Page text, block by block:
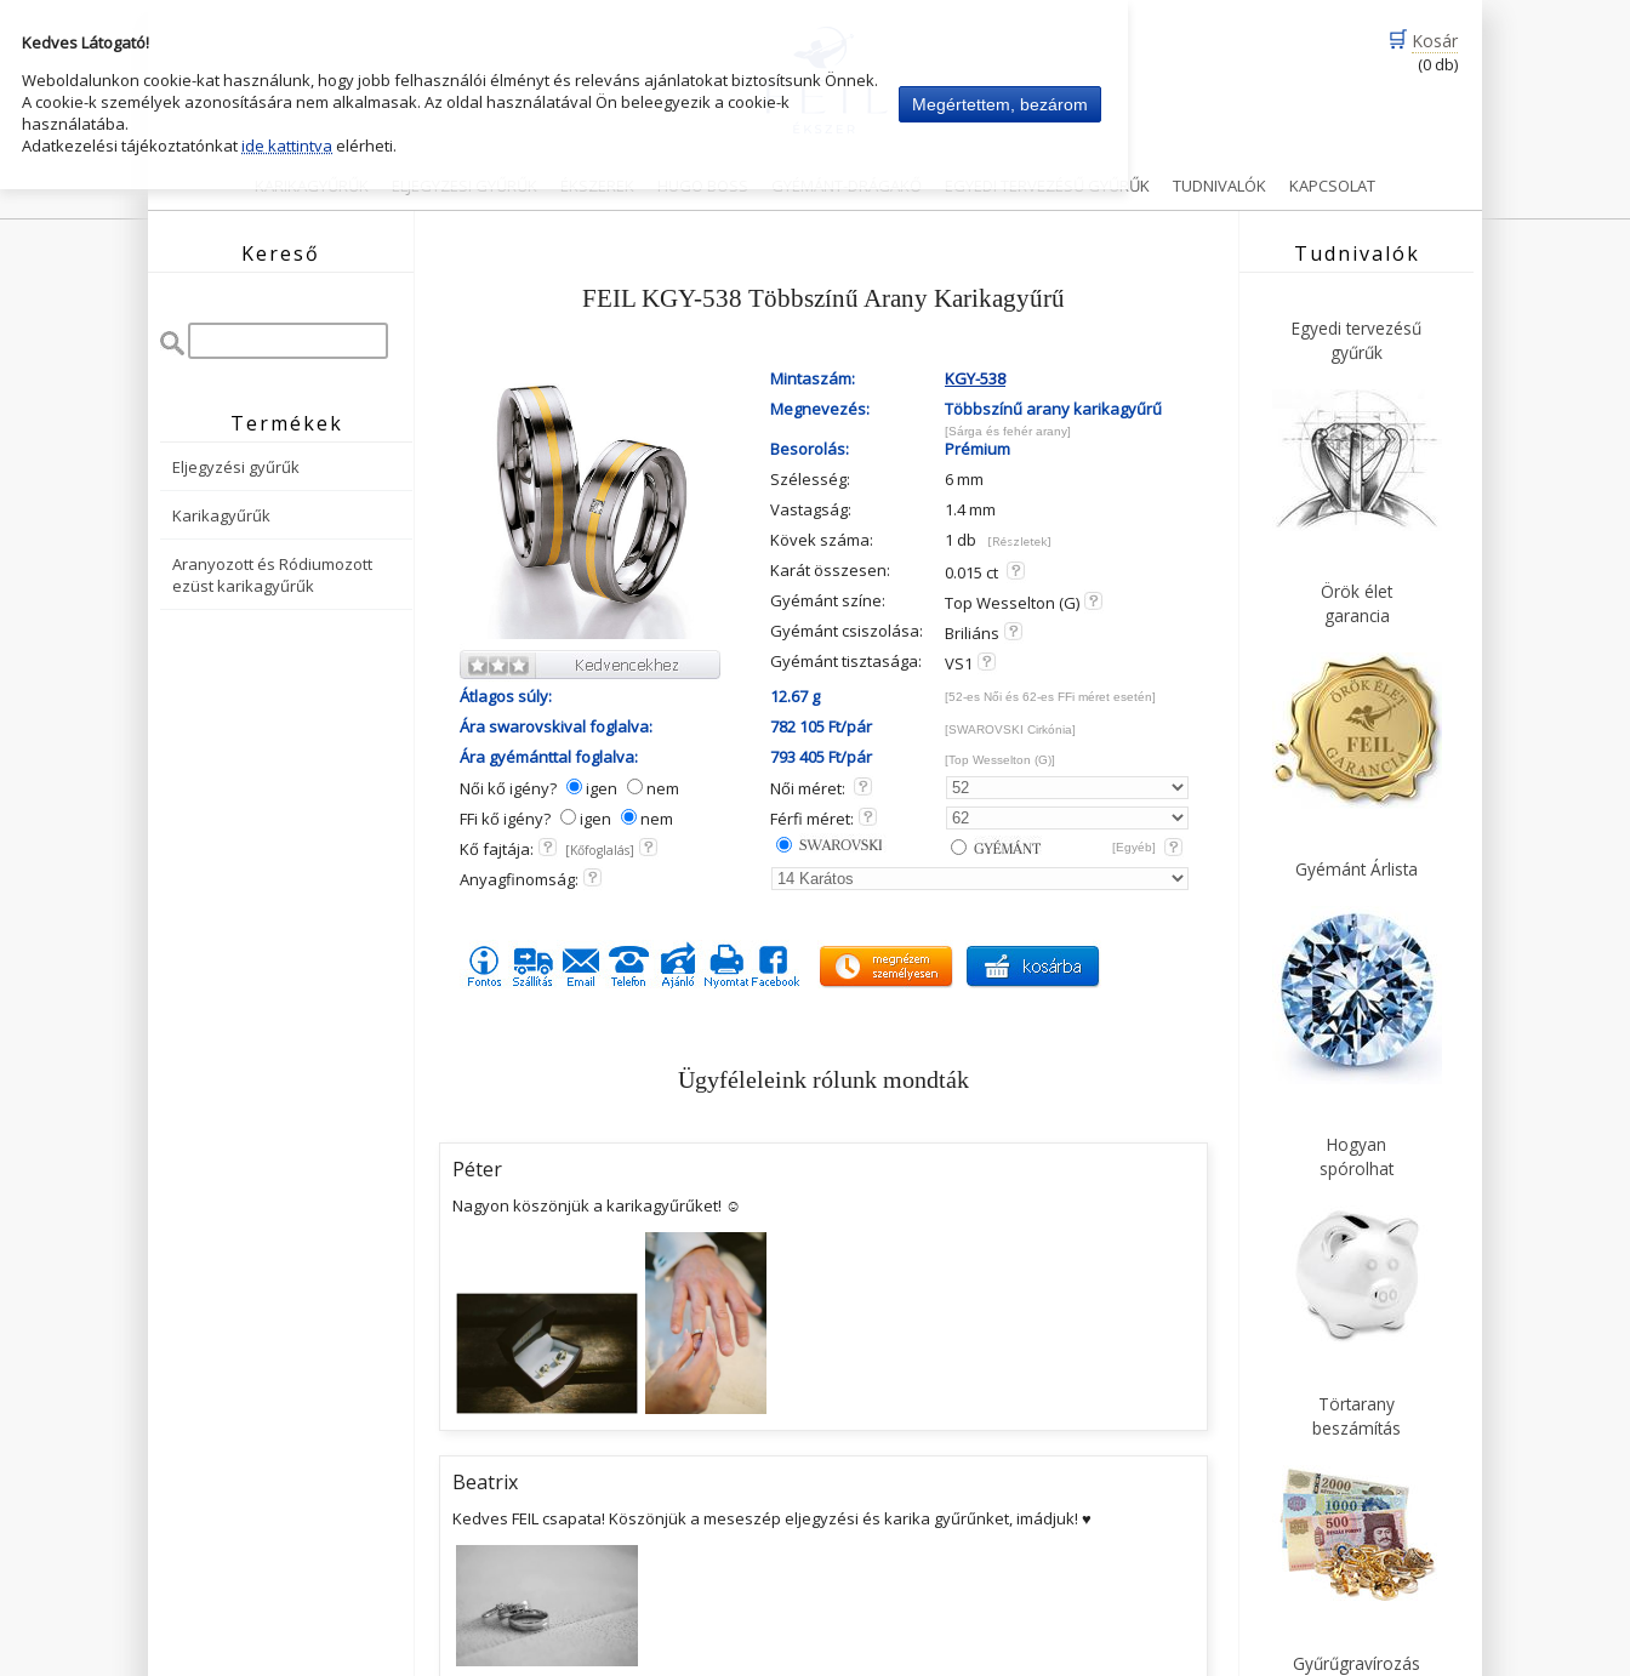
🛒 Kosár
(0 db)
KARIKAGYŰRŰK ELJEGYZESI GYŰRŰK ÉKSZEREK HUGO BOSS GYÉMÁNT-DRÁGAKŐ EGYEDI TERVEZÉSŰ GYŰRŰK TUDNIVALÓK KAPCSOLAT
Kereső
Termékek
Eljegyzési gyűrűk
Karikagyűrűk
Aranyozott és Ródiumozott
ezüst karikagyűrűk
FEIL KGY-538 Többszínű Arany Karikagyűrű
Mintaszám:
KGY-538
Megnevezés:
Többszínű arany karikagyűrű
[Sárga és fehér arany]
Besorolás:
Prémium
Szélesség:
6 mm
Vastagság:
1.4 mm
Kövek száma:
1 db [Részletek]
Karát összesen:
0.015 ct
Gyémánt színe:
Top Wesselton (G)
Gyémánt csiszolása:
Briliáns
Gyémánt tisztasága:
VS1
Átlagos súly:
12.67 g [52-es Női és 62-es FFi méret esetén]
Ára swarovskival foglalva: 782 105 Ft/pár [SWAROVSKI Cirkónia]
Ára gyémánttal foglalva: 793 405 Ft/pár [Top Wesselton (G)]
Női kő igény? igen nem
Női méret:
FFi kő igény?
igen nem
Férfi méret:
Kő fajtája:
[Kőfoglalás] [Egyéb]
Anyagfinomság:
Ügyféleleink rólunk mondták
Péter
Nagyon köszönjük a karikagyűrűket! ☺
Beatrix
Kedves FEIL csapata! Köszönjük a meseszép eljegyzési és karika gyűrűnket, imádjuk! ♥
Tudnivalók
Egyedi tervezésű
gyűrűk
Örök élet
garancia
Gyémánt Árlista
Hogyan
spórolhat
Törtarany
beszámítás
Gyűrűgravírozás
Kedves Látogató!
Weboldalunkon cookie-kat használunk, hogy jobb felhasználói élményt és releváns ajánlatokat biztosítsunk Önnek.
A cookie-k személyek azonosítására nem alkalmasak. Az oldal használatával Ön beleegyezik a cookie-k
használatába.
Adatkezelési tájékoztatónkatide kattintva elérheti.
Megértettem, bezárom